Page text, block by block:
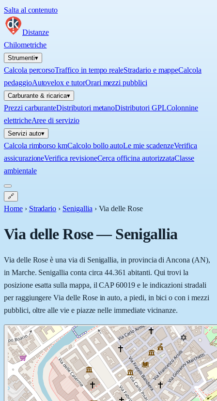
Salta al contenuto
Distanze
Chilometriche
Strumenti▾
Calcola percorsoTraffico in tempo realeStradario e mappeCalcola
pedaggioAutovelox e tutorOrari mezzi pubblici
Carburante & ricarica▾
Prezzi carburanteDistributori metanoDistributori GPLColonnine
elettricheAree di servizio
Servizi auto▾
Calcola rimborso kmCalcolo bollo autoLe mie scadenzeVerifica
assicurazioneVerifica revisioneCerca officina autorizzataClasse
ambientale
🔗
Home › Stradario › Senigallia › Via delle Rose
Via delle Rose—Senigallia
Via delle Rose è una via di Senigallia, in provincia di Ancona (AN),
in Marche. Senigallia conta circa 44.361 abitanti. Qui trovi la
posizione esatta sulla mappa, il CAP 60019 e le indicazioni stradali
per raggiungere Via delle Rose in auto, a piedi, in bici o con i mezzi
pubblici, oltre alle vie e piazze nelle immediate vicinanze.